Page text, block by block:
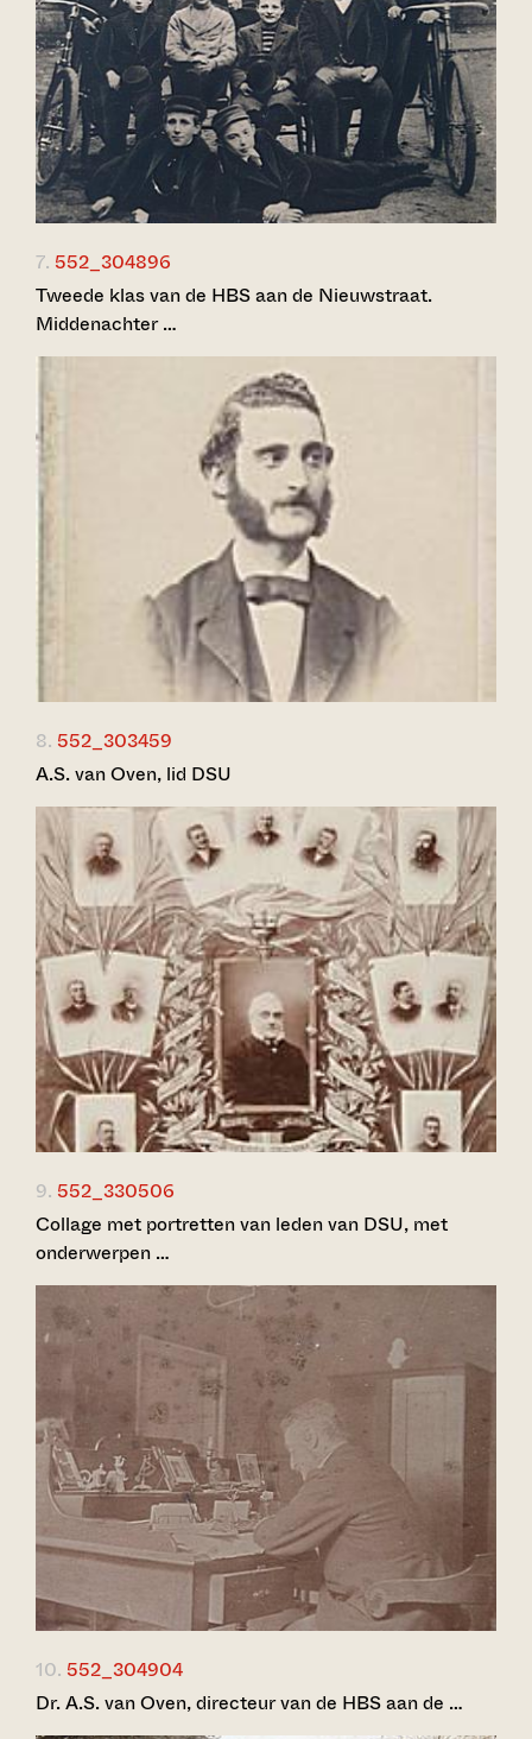
7. 552_304896
Tweede klas van de HBS aan de Nieuwstraat.
Middenachter …
8. 552_303459
A.S. van Oven, lid DSU
9. 552_330506
Collage met portretten van leden van DSU, met
onderwerpen …
10. 552_304904
Dr. A.S. van Oven, directeur van de HBS aan de …